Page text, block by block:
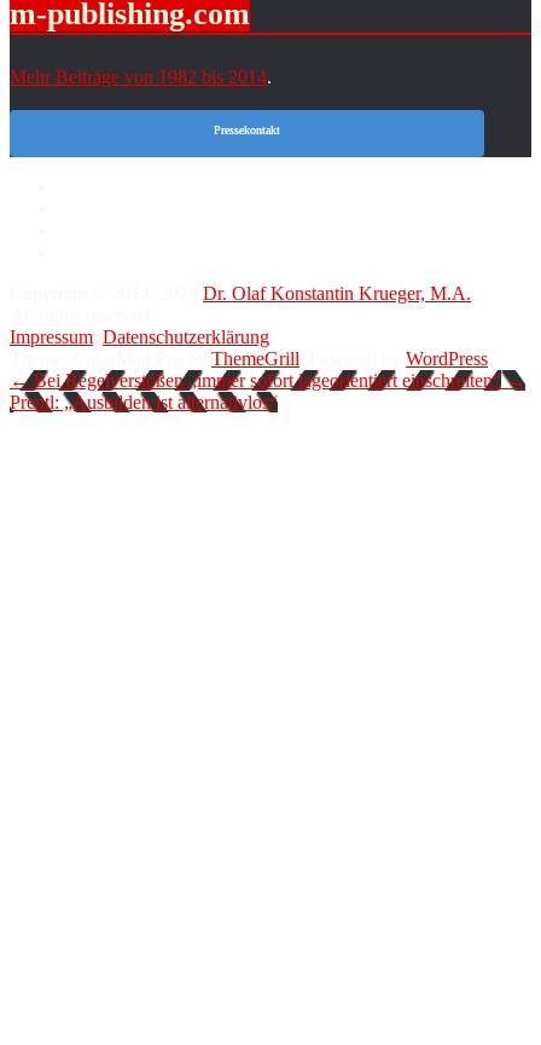
m-publishing.com
Mehr Beiträge von 1982 bis 2014.
Pressekontakt
Dr. Olaf Konstantin Krueger, M.A.
Impressum Datenschutzerklärung
ThemeGrill WordPress
← Bei Regelverstößen „immer sofort lageorientiert einschreiten“←
Prentl: „Ausbilden ist alternativlos“